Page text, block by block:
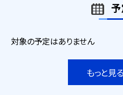
対象の予定はありません
もっと見る